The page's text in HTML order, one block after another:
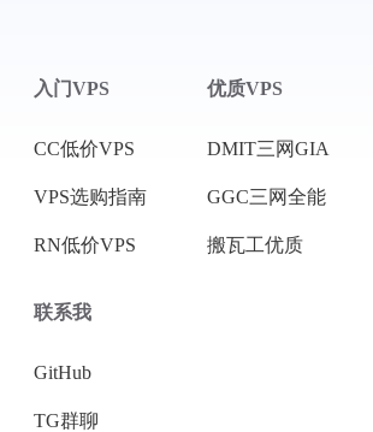
入门VPS
CC低价VPS
VPS选购指南
RN低价VPS
优质VPS
DMIT三网GIA
GGC三网全能
搬瓦工优质
联系我
GitHub
TG群聊